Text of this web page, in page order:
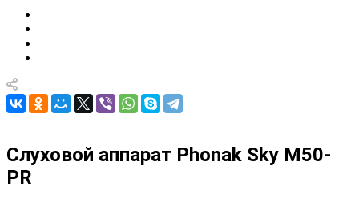
Слуховой аппарат Phonak Sky M50-
PR